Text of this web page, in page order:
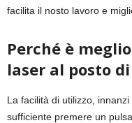
facilita il nosto lavoro e
Perché è
laser al posto
La facilità di utilizzo,
sufficiente premere un